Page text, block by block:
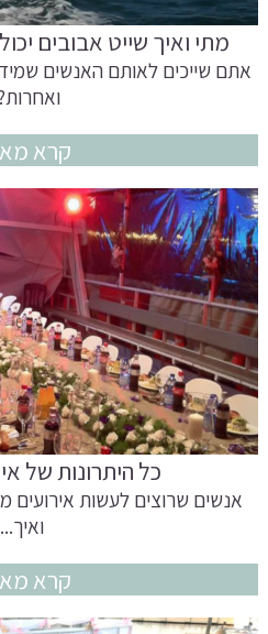
מתי ואיך שייט אבובים
אתם שייכים לאותם האנשים
קרא
כל היתרונות של
אנשים שרוצים לעשות אירועים
ואיך...
קרא